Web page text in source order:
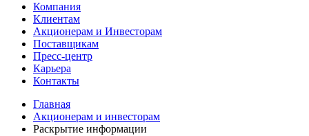
Компания
Клиентам
Акционерам и Инвесторам
Поставщикам
Пресс-центр
Карьера
Контакты
Главная
Акционерам и инвесторам
Раскрытие информации